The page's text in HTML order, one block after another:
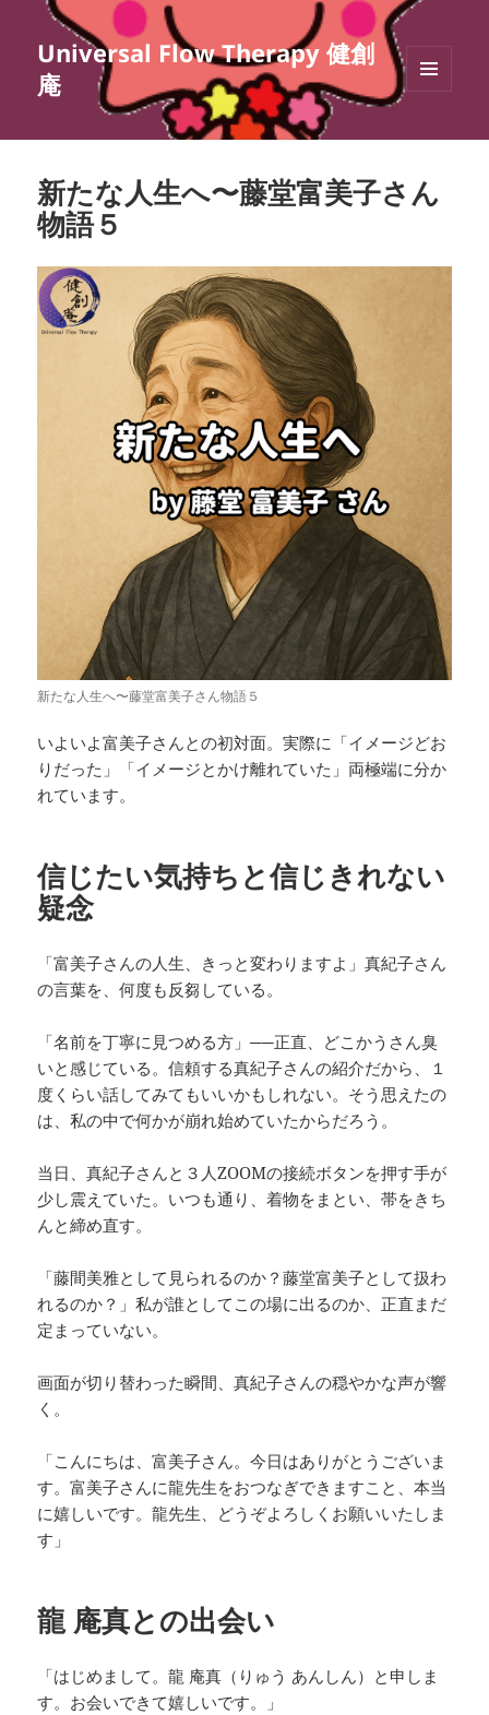
Universal Flow Therapy 健創
庵
ィジェ
新たな人生へ〜藤堂富美子さん
物語５
新たな人生へ〜藤堂富美子さん物語５
いよいよ富美子さんとの初対面。実際に「イメージどお
りだった」「イメージとかけ離れていた」両極端に分か
れています。
信じたい気持ちと信じきれない
疑念
「富美子さんの人生、きっと変わりますよ」真紀子さん
の言葉を、何度も反芻している。
「名前を丁寧に見つめる方」──正直、どこかうさん臭
いと感じている。信頼する真紀子さんの紹介だから、１
度くらい話してみてもいいかもしれない。そう思えたの
は、私の中で何かが崩れ始めていたからだろう。
当日、真紀子さんと３人ZOOMの接続ボタンを押す手が
少し震えていた。いつも通り、着物をまとい、帯をきち
んと締め直す。
「藤間美雅として見られるのか？藤堂富美子として扱わ
れるのか？」私が誰としてこの場に出るのか、正直まだ
定まっていない。
画面が切り替わった瞬間、真紀子さんの穏やかな声が響
く。
「こんにちは、富美子さん。今日はありがとうございま
す。富美子さんに龍先生をおつなぎできますこと、本当
に嬉しいです。龍先生、どうぞよろしくお願いいたしま
す」
龍 庵真との出会い
「はじめまして。龍 庵真（りゅう あんしん）と申しま
す。お会いできて嬉しいです。」